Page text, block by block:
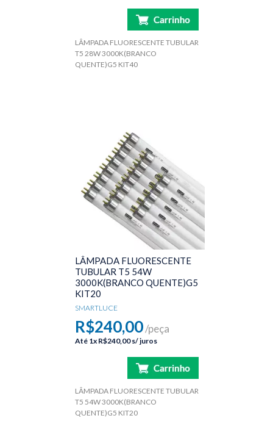
LÂMPADA FLUORESCENTE TUBULAR
T5 28W 3000K(BRANCO
QUENTE)G5 KIT40
LÂMPADA FLUORESCENTE
TUBULAR T5 54W
3000K(BRANCO QUENTE)G5
KIT20
SMARTLUCE
R$240,00/peça
Até 1x R$240,00s/ juros
LÂMPADA FLUORESCENTE TUBULAR
T5 54W 3000K(BRANCO
QUENTE)G5 KIT20